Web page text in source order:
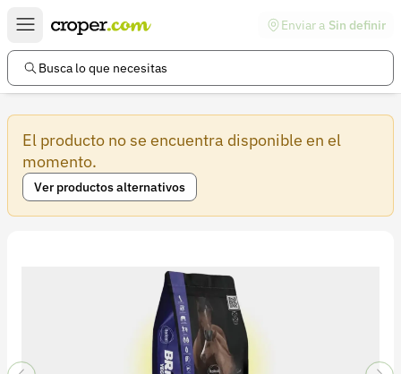
Enviar a Sin definir
Busca lo que necesitas
El producto no se encuentra disponible en el
momento.
Ver productos alternativos
Enlaces de interés
Preguntas frecuentes
Ayuda
Información legal
Términos y condiciones